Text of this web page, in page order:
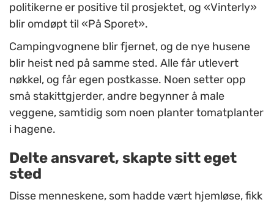
politikerne er positive til prosjektet, og «Vinterly»
blir omdøpt til «På Sporet».
Campingvognene blir fjernet, og de nye husene
blir heist ned på samme sted. Alle får utlevert
nøkkel, og får egen postkasse. Noen setter opp
små stakittgjerder, andre begynner å male
veggene, samtidig som noen planter tomatplanter
i hagene.
Delte ansvaret, skapte sitt eget
sted
Disse menneskene, som hadde vært hjemløse, fikk